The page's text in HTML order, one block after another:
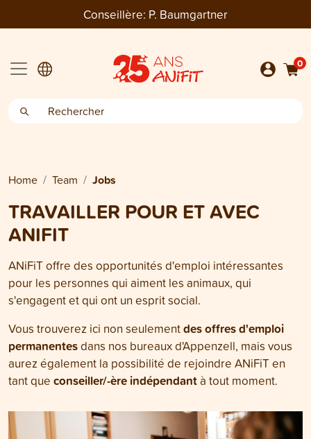
Conseillère: P. Baumgartner
0
Home Team Jobs
TRAVAILLER POUR ET AVEC
ANIFIT
ANiFiT offre des opportunités d'emploi intéressantes
pour les personnes qui aiment les animaux, qui
s'engagent et qui ont un esprit social.
Vous trouverez ici non seulementdes offres d'emploi
permanentesdans nos bureaux d'Appenzell, mais vous
aurez également la possibilité de rejoindre ANiFiT en
tant que conseiller/-ère indépendant à tout moment.